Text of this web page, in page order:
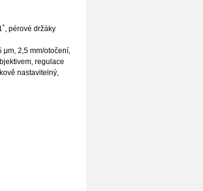
pérové držáky
μm, 2,5 mm/otočení,
regulace
nastavitelný,